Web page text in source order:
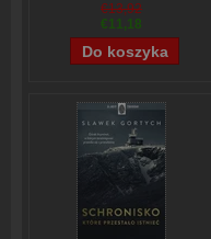
€13,92
€11,18